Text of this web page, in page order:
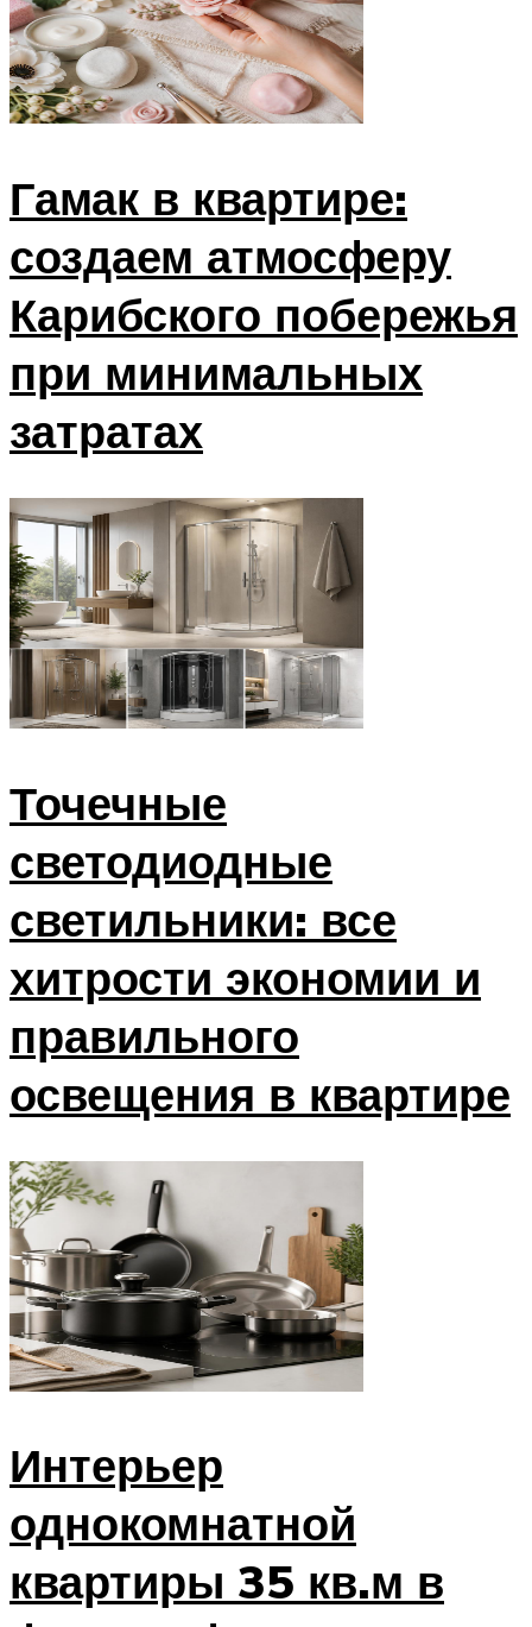
Гамак в квартире:
создаем атмосферу
Карибского побережья
при минимальных
затратах
Точечные
светодиодные
светильники: все
хитрости экономии и
правильного
освещения в квартире
Интерьер
однокомнатной
квартиры 35 кв.м в